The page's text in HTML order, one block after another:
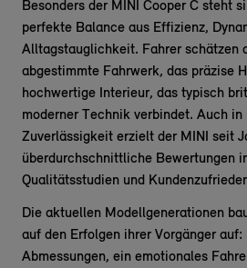
Besonders der MINI Cooper C steht
perfekte Balance aus Effizienz,
Alltagstauglichkeit. Fahrer schätzen
abgestimmte Fahrwerk, das präzise
hochwertige Interieur, das typisch
moderner Technik verbindet. Auch
Zuverlässigkeit erzielt der MINI seit
überdurchschnittliche Bewertungen
Qualitätsstudien und
Die aktuellen Modellgenerationen
auf den Erfolgen ihrer Vorgänger auf:
Abmessungen, ein emotionales